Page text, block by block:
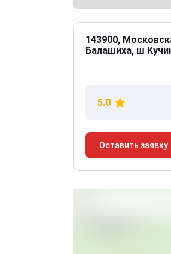
143900,
Балашиха, ш
5.0
Оставить заявку